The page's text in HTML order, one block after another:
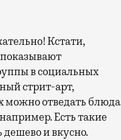
Кстати,
в социальных
стрит-арт,
можно отведать блюда
Есть такие
дешево и вкусно.